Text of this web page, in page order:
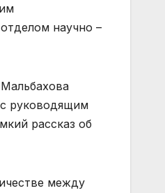
научно –
руководящим
рассказ об
между